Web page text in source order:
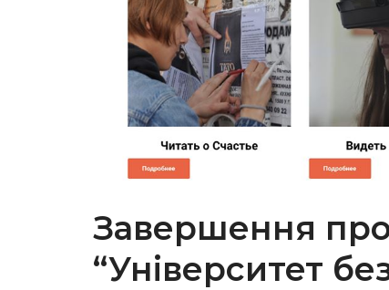
Завершення
“Університет